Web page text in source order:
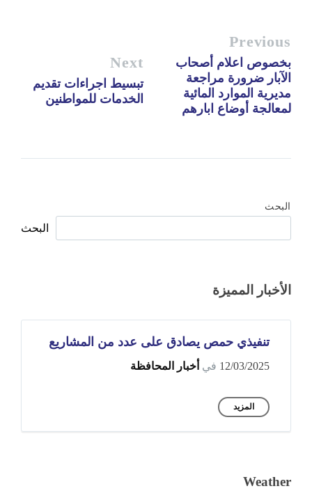
Previous
بخصوص اعلام أصحاب
الآبار ضرورة مراجعة
مديرية الموارد المائية
لمعالجة أوضاع ابارهم
Next
تبسيط اجراءات تقديم
الخدمات للمواطنين
البحث
البحث
الأخبار المميزة
تنفيذي حمص يصادق على عدد من المشاريع
12/03/2025 في أخبار المحافظة
المزيد
Weather